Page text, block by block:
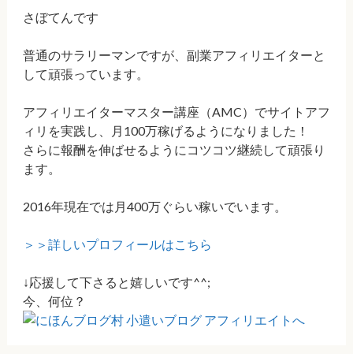
さぼてんです
普通のサラリーマンですが、副業アフィリエイターと
して頑張っています。
アフィリエイターマスター講座（AMC）でサイトアフ
ィリを実践し、月100万稼げるようになりました！
さらに報酬を伸ばせるようにコツコツ継続して頑張り
ます。
2016年現在では月400万ぐらい稼いでいます。
＞＞詳しいプロフィールはこちら
↓応援して下さると嬉しいです^^;
今、何位？